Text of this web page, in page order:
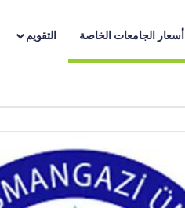
أسعار الجامعات الخاصة التقويم